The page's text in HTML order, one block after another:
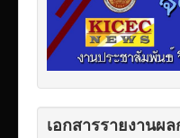
เอกสารรายงานผ